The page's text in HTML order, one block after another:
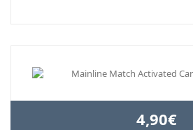
4,90€